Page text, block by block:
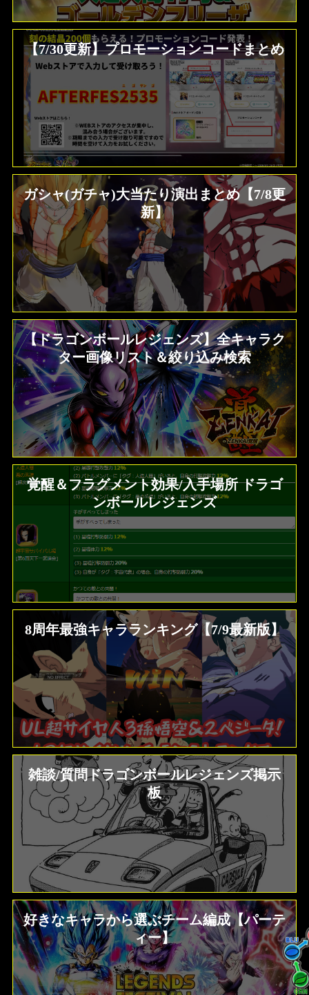
【7/30更新】プロモーションコードまとめ
ガシャ(ガチャ)大当たり演出まとめ【7/8更
新】
【ドラゴンボールレジェンズ】全キャラク
ター画像リスト＆絞り込み検索
覚醒＆フラグメント効果/入手場所 ドラゴ
ンボールレジェンズ
8周年最強キャラランキング【7/9最新版】
雑談/質問ドラゴンボールレジェンズ掲示
板
好きなキャラから選ぶチーム編成【パーテ
ィー】